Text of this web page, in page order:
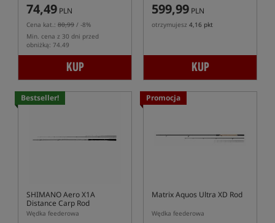
74,49 PLN
Cena kat.: 80,99 / -8%
Min. cena z 30 dni przed
obniżką: 74.49
KUP
599,99 PLN
otrzymujesz 4,16 pkt
KUP
Bestseller!
SHIMANO Aero X1A
Distance Carp Rod
Wędka feederowa
Promocja
Matrix Aquos Ultra XD Rod
Wędka feederowa